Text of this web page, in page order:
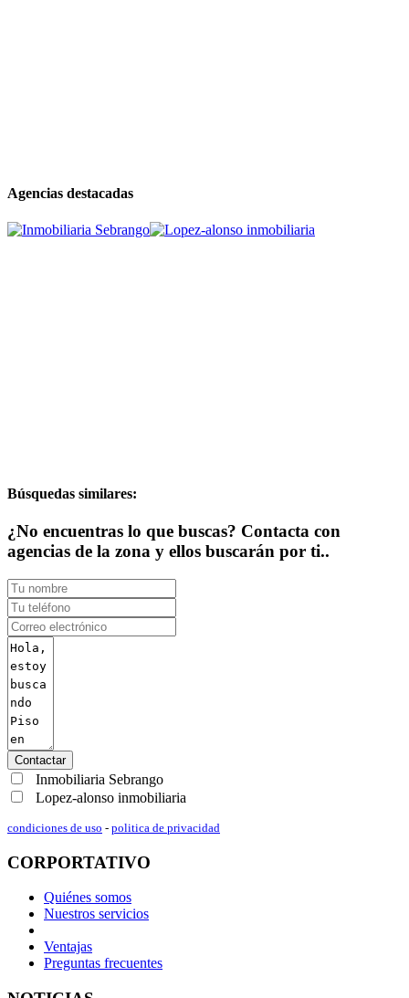
Agencias destacadas
Búsquedas similares:
¿No encuentras lo que buscas? Contacta con
agencias de la zona y ellos buscarán por ti..
Contactar
Inmobiliaria Sebrango
Lopez-alonso inmobiliaria
condiciones de uso - politica de privacidad
CORPORTATIVO
Quiénes somos
Nuestros servicios
Ventajas
Preguntas frecuentes